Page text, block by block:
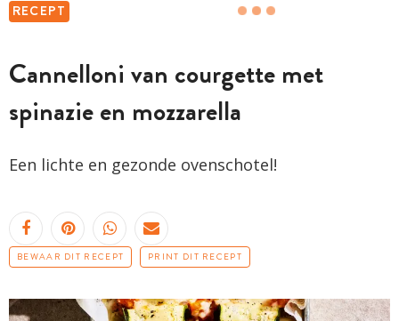
RECEPT
Cannelloni van courgette met
spinazie en mozzarella
Een lichte en gezonde ovenschotel!
BEWAAR DIT RECEPT PRINT DIT RECEPT